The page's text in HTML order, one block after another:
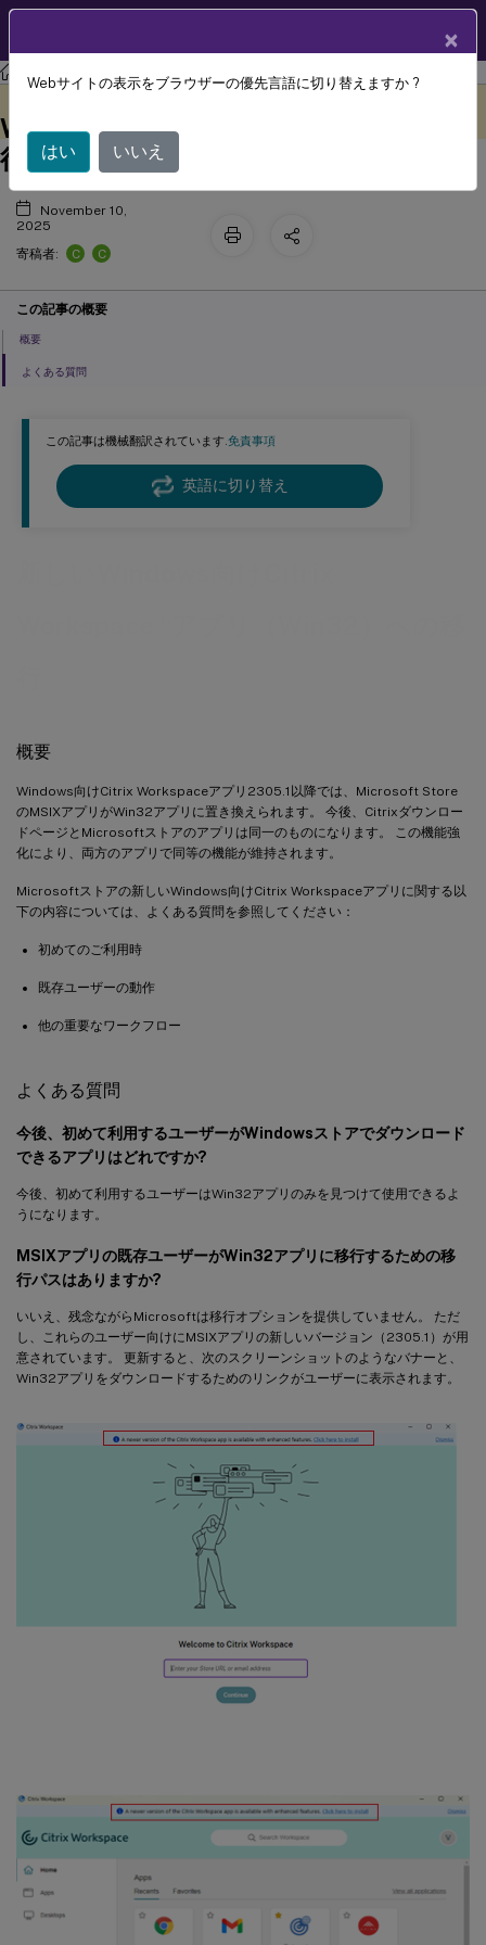
Windows（ストア）向けCitrix Workspace アプリ
この記事は機械翻訳されています.免責事項
英語に切り替え
概要
Windows向けCitrix Workspaceアプリ2305.1以降では、Microsoft Store
のMSIXアプリがWin32アプリに置き換えられます。 今後、Citrixダウンロー
ドページとMicrosoftストアのアプリは同一のものになります。 この機能強
化により、両方のアプリで同等の機能が維持されます。
Microsoftストアの新しいWindows向けCitrix Workspaceアプリに関する以
下の内容については、よくある質問を参照してください：
初めてのご利用時
既存ユーザーの動作
他の重要なワークフロー
よくある質問
今後、初めて利用するユーザーがWindowsストアでダウンロード
できるアプリはどれですか?
今後、初めて利用するユーザーはWin32アプリのみを見つけて使用できるよ
うになります。
MSIXアプリの既存ユーザーがWin32アプリに移行するための移
行パスはありますか?
いいえ、残念ながらMicrosoftは移行オプションを提供していません。 ただ
し、これらのユーザー向けにMSIXアプリの新しいバージョン（2305.1）が用
意されています。 更新すると、次のスクリーンショットのようなバナーと、
Win32アプリをダウンロードするためのリンクがユーザーに表示されます。
新しいWindows向けCitrix
Workspace アプリ（Win32）への移
行
November 10,
2025
寄稿者:
C C
この記事の概要
概要
よくある質問
×
Webサイトの表示をブラウザーの優先言語に切り替えますか ?
はい いいえ